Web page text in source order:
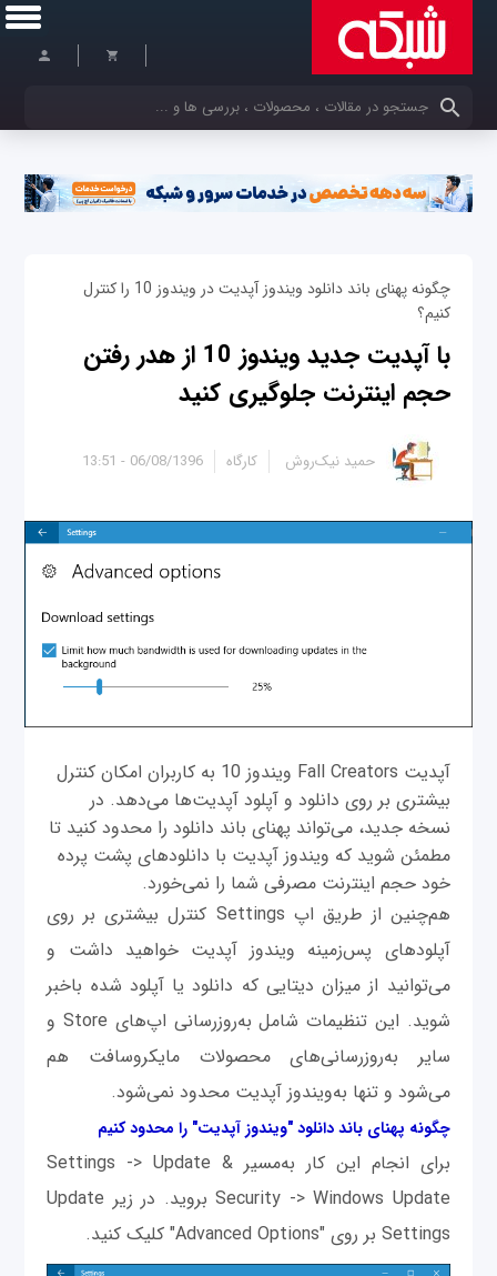
کلمات کلیدی خود را وارد کنید
چگونه پهنای باند دانلود ویندوز آپدیت در ویندوز 10 را کنترل
کنیم؟
با آپدیت جدید ویندوز 10 از هدر رفتن
حجم اینترنت جلوگیری کنید
06/08/1396 - 13:51 حمید نیک‌روش کارگاه
آپدیت Fall Creators ویندوز 10 به کاربران امکان کنترل
بیشتری بر روی دانلود و آپلود آپدیت‌ها می‌دهد. در
نسخه جدید، می‌تواند پهنای باند دانلود را محدود کنید تا
مطمئن شوید که ویندوز آپدیت با دانلودهای پشت پرده
خود حجم اینترنت مصرفی شما را نمی‌خورد.
هم‌چنین از طریق اپ Settings کنترل بیشتری بر روی
آپلودهای پس‌زمینه ویندوز آپدیت خواهید داشت و
می‌توانید از میزان دیتایی که دانلود یا آپلود شده باخبر
شوید. این تنظیمات شامل به‌روزرسانی اپ‌های Store و
سایر به‌روزرسانی‌های محصولات مایکروسافت هم
می‌شود و تنها به‌ویندوز آپدیت محدود نمی‌شود.
چگونه پهنای باند دانلود "ویندوز آپدیت" را محدود کنیم
برای انجام این کار به‌مسیر Settings -> Update &
Security -> Windows Update بروید. در زیر Update
Settings بر روی "Advanced Options" کلیک کنید.